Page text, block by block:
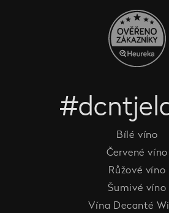
Bílé víno
Červené víno
Růžové víno
Šumivé víno
Vína Decanté